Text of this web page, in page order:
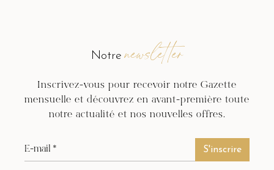
Notre newsletter
Inscrivez-vous pour recevoir notre Gazette
mensuelle et découvrez en avant-première toute
notre actualité et nos nouvelles offres.
S'inscrire